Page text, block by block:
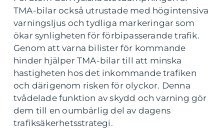
TMA-bilar också utrustade med högintensiva
varningsljus och tydliga markeringar som
ökar synligheten för förbipasserande trafik.
Genom att varna bilister för kommande
hinder hjälper TMA-bilar till att minska
hastigheten hos det inkommande trafiken
och därigenom risken för olyckor. Denna
tvådelade funktion av skydd och varning gör
dem till en oumbärlig del av dagens
trafiksäkerhetsstrategi.